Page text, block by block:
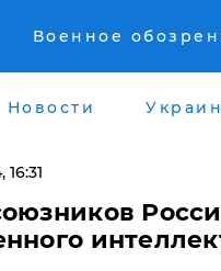
Военное
Новости